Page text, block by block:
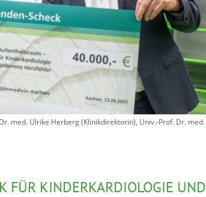
med. Ulrike Herberg (Klinikdirektorin), Univ.-Prof. Dr. med.
FÜR KINDERKARDIOLOGIE UND